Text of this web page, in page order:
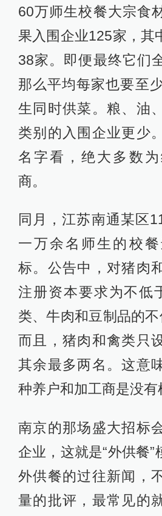
60万师生校餐大宗食
果入围企业125家，其
38家。即便最终它们
那么平均每家也要至
生同时供菜。粮、油
类别的入围企业更少
名字看，绝大多数
商。
同月，江苏南通某区
一万余名师生的校
标。公告中，对猪肉
注册资本要求为不低
类、牛肉和豆制品的不
而且，猪肉和禽类只
其余最多两名。这意
种养户和加工商是没有
南京的那场盛大招标
企业，这就是“外供餐”
外供餐的过往新闻，
量的批评，最常见的